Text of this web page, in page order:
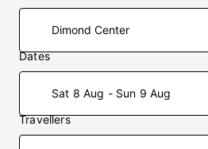
Dates
Sat 8 Aug - Sun 9 Aug
Travellers